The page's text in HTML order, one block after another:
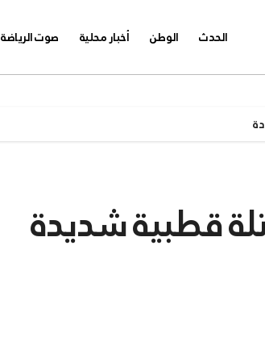
الحدث الوطن أخبار محلية صوت الرياضة
قطبية شديدة